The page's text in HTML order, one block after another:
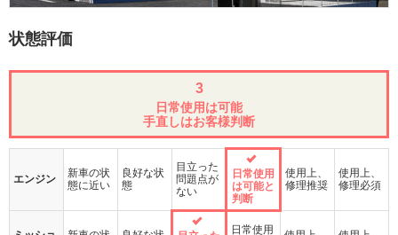
状態評価
3
日常使用は可能
手直しはお客様判断
エンジン
新車の状
態に近い
良好な状
態
目立った
問題点が
ない
日常使用
は可能と
判断
使用上、
修理推奨
使用上、
修理必須
日常使用